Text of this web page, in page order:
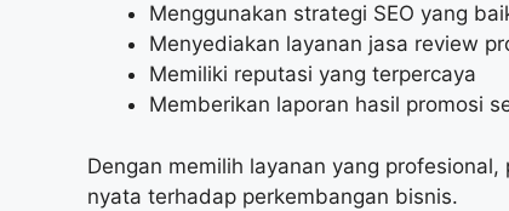
Menggunakan strategi SEO yang
Menyediakan layanan jasa review
Memiliki reputasi yang terpercaya
Memberikan laporan hasil promosi
Dengan memilih layanan yang
nyata terhadap perkembangan bisnis.